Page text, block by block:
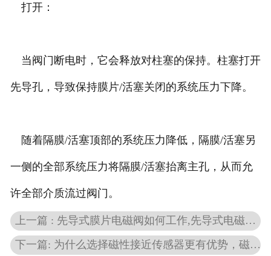
打开：
当阀门断电时，它会释放对柱塞的保持。柱塞打开
先导孔，导致保持膜片/活塞关闭的系统压力下降。
随着隔膜/活塞顶部的系统压力降低，隔膜/活塞另
一侧的全部系统压力将隔膜/活塞抬离主孔，从而允
许全部介质流过阀门。
上一篇 : 先导式膜片电磁阀如何工作,先导式电磁阀的结构性能原理？
下一篇: 为什么选择磁性接近传感器更有优势，磁性传感器的描述？